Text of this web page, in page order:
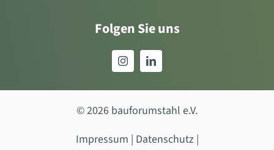
Folgen Sie uns
© 2026 bauforumstahl e.V.
Impressum | Datenschutz|